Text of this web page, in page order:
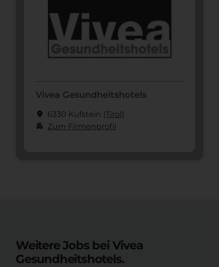
Vivea Gesundheitshotels
location_on 6330 Kufstein (Tirol)
apartment Zum Firmenprofil
Weitere Jobs bei Vivea
Gesundheitshotels.